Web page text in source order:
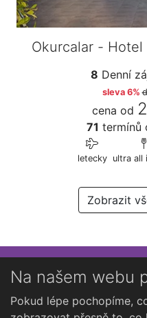
Okurcalar - Hotel
8 Denní
sleva 6%
cena od
71 termínů
letecky ultra all
Zobrazit
Přihlaste se k
Chcete dostávat
Na našem webu
Pokud lépe pochopíme,